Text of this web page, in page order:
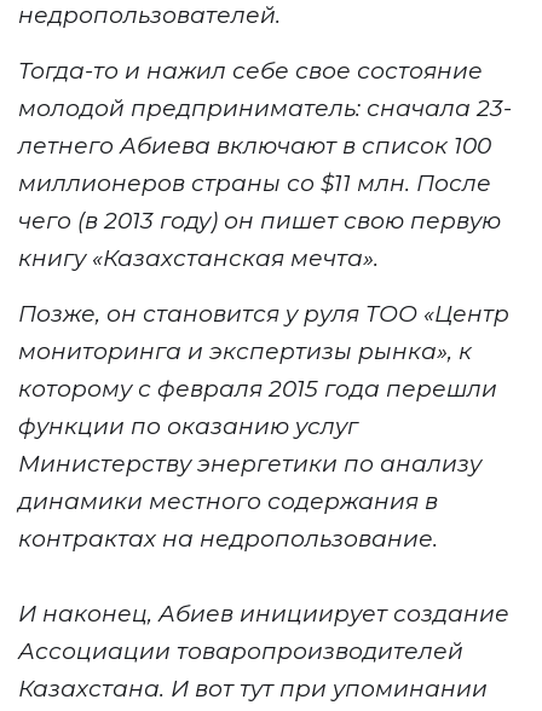
недропользователей.
Тогда-то и нажил себе свое состояние
молодой предприниматель: сначала 23-
летнего Абиева включают в список 100
миллионеров страны со $11 млн. После
чего (в 2013 году) он пишет свою первую
книгу «Казахстанская мечта».
Позже, он становится у руля ТОО «Центр
мониторинга и экспертизы рынка», к
которому с февраля 2015 года перешли
функции по оказанию услуг
Министерству энергетики по анализу
динамики местного содержания в
контрактах на недропользование.
И наконец, Абиев инициирует создание
Ассоциации товаропроизводителей
Казахстана. И вот тут при упоминании